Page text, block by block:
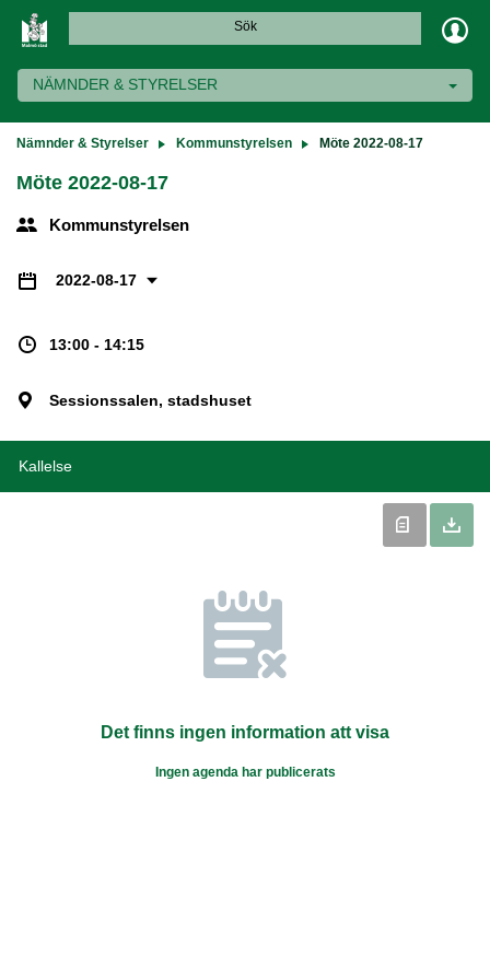
Sök
NÄMNDER & STYRELSER
Nämnder & Styrelser Kommunstyrelsen Möte 2022-08-17
Möte 2022-08-17
Kommunstyrelsen
2022-08-17
13:00 - 14:15
Sessionssalen, stadshuset
Kallelse
Det finns ingen information att visa
Ingen agenda har publicerats